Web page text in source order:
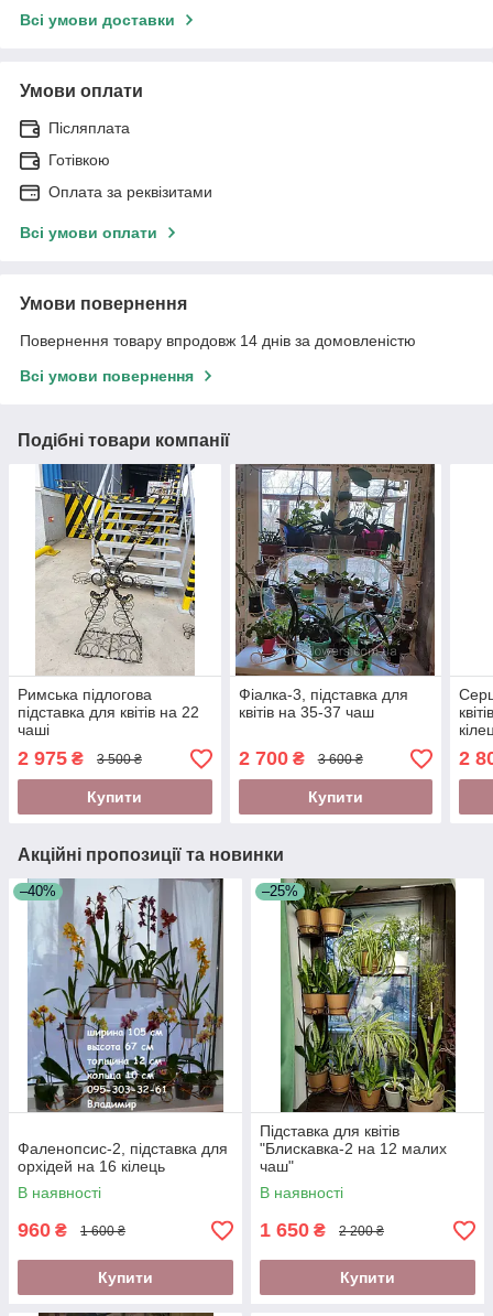
Всі умови доставки
Умови оплати
Післяплата
Готівкою
Оплата за реквізитами
Всі умови оплати
Умови повернення
Повернення товару впродовж 14 днів за домовленістю
Всі умови повернення
Подібні товари компанії
Римська підлогова
підставка для квітів на 22
чаші
2 975 ₴ 3 500 ₴
Купити
Фіалка-3, підставка для
квітів на 35-37 чаш
2 700₴ 3 600 ₴
Купити
2
Акційні пропозиції та новинки
–40%
Фаленопсис-2, підставка для
орхідей на 16 кілець
В наявності
960 ₴ 1 600 ₴
Купити
–25%
Підставка для квітів
"Блискавка-2 на 12 малих
чаш"
В наявності
1 650 ₴ 2 200 ₴
Купити